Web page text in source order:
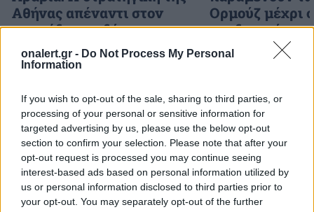
onalert.gr - Do Not Process My Personal
Information
If you wish to opt-out of the sale, sharing to third parties, or
processing of your personal or sensitive information for
targeted advertising by us, please use the below opt-out
section to confirm your selection. Please note that after your
opt-out request is processed you may continue seeing
interest-based ads based on personal information utilized by
us or personal information disclosed to third parties prior to
your opt-out. You may separately opt-out of the further
Αθήνας απέναντι στον
«επιτήδειο ουδέτερο» –
Συμμαχίες με Ισραήλ,
Ινδία και Εμιράτα
Ορμούζ μέχρι
αποδεχτούν
μας»
ΔΙΑΦΗΜΙΣΗ